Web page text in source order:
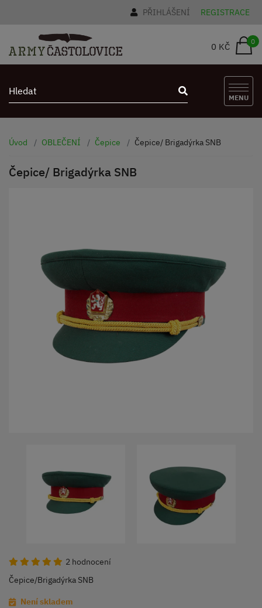
PŘIHLÁŠENÍ REGISTRACE
0 KČ 0
MENU
Úvod OBLEČENÍ Čepice Čepice/ Brigadýrka SNB
Čepice/ Brigadýrka SNB
2 hodnocení
Čepice/Brigadýrka SNB
Není skladem